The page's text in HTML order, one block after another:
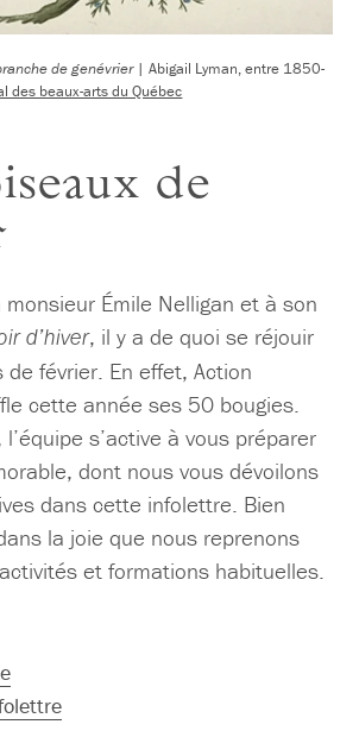
de genévrier| Abigail Lyman, entre 1850-
des beaux-arts du Québec
de
monsieur Émile Nelligan et à son
d’hiver, il y a de quoi se réjouir
février. En effet, Action
cette année ses 50 bougies.
l’équipe s’active à vous préparer
dont nous vous dévoilons
dans cette infolettre. Bien
la joie que nous reprenons
et formations habituelles.